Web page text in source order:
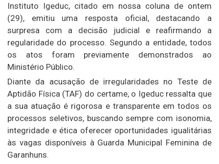
Instituto Igeduc, citado em nossa coluna de ontem
(29), emitiu uma resposta oficial, destacando a
surpresa com a decisão judicial e reafirmando a
regularidade do processo. Segundo a entidade, todos
os atos foram previamente demonstrados ao
Ministério Público.
Diante da acusação de irregularidades no Teste de
Aptidão Física (TAF) do certame, o Igeduc ressalta que
a sua atuação é rigorosa e transparente em todos os
processos seletivos, buscando sempre com isonomia,
integridade e ética oferecer oportunidades igualitárias
às vagas disponíveis à Guarda Municipal Feminina de
Garanhuns.